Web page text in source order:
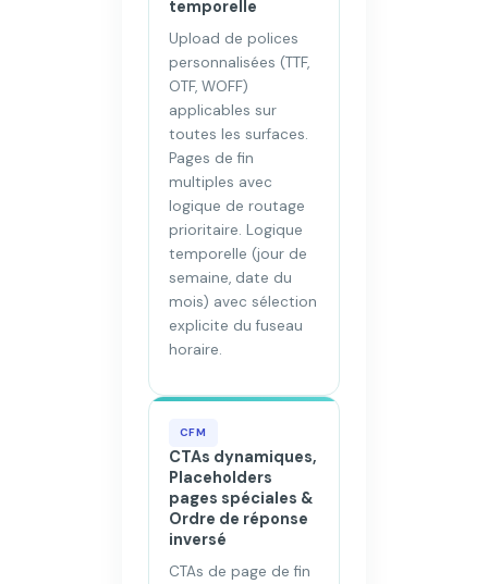
temporelle
Upload de polices
personnalisées (TTF,
OTF, WOFF)
applicables sur
toutes les surfaces.
Pages de fin
multiples avec
logique de routage
prioritaire. Logique
temporelle (jour de
semaine, date du
mois) avec sélection
explicite du fuseau
horaire.
CFM
CTAs dynamiques,
Placeholders
pages spéciales &
Ordre de réponse
inversé
CTAs de page de fin